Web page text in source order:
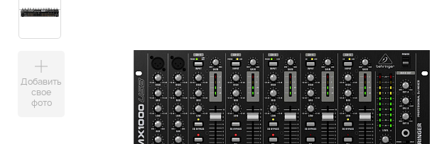
Добавить
свое
фото